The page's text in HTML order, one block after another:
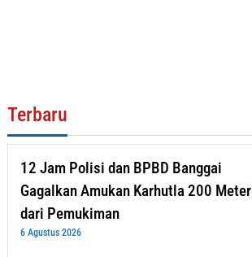
Terbaru
12 Jam Polisi dan BPBD Banggai
Gagalkan Amukan Karhutla 200 Meter
dari Pemukiman
6 Agustus 2026